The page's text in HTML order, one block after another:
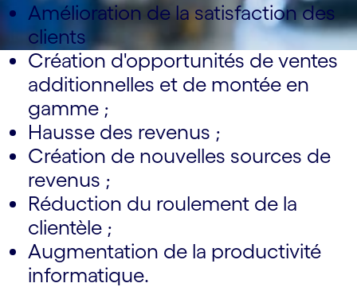
Amélioration de la satisfaction des
clients
Création d'opportunités de ventes
additionnelles et de montée en
gamme ;
Hausse des revenus ;
Création de nouvelles sources de
revenus ;
Réduction du roulement de la
clientèle ;
Augmentation de la productivité
informatique.